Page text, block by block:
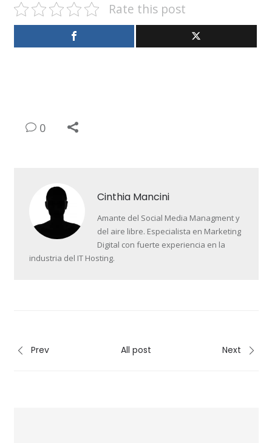
Rate this post
0
Cinthia Mancini
Amante del Social Media Managment y
del aire libre. Especialista en Marketing
Digital con fuerte experiencia en la
industria del IT Hosting.
Prev All post Next